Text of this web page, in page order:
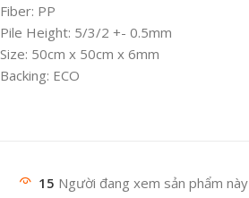
Fiber: PP
Pile Height: 5/3/2 +- 0.5mm
Size: 50cm x 50cm x 6mm
Backing: ECO
15 Người đang xem sản phẩm này